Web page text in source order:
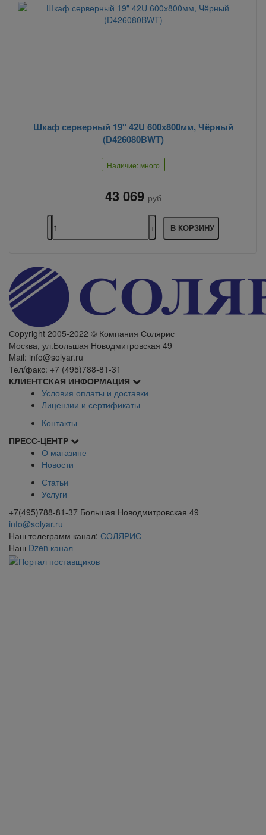
Шкаф серверный 19" 42U 600х800мм, Чёрный
(D426080BWT)
Наличие: много
43 069 руб
В КОРЗИНУ
Сopyright 2005-2022 © Компания Солярис
Москва, ул.Большая Новодмитровская 49
Mail: info@solyar.ru
Тел/факс: +7 (495)788-81-31
КЛИЕНТСКАЯ ИНФОРМАЦИЯ
Условия оплаты и доставки
Лицензии и сертификаты
Контакты
ПРЕСС-ЦЕНТР
О магазине
Новости
Статьи
Услуги
+7(495)788-81-37 Большая Новодмитровская 49
info@solyar.ru
Наш телеграмм канал: СОЛЯРИС
Наш Dzen канал